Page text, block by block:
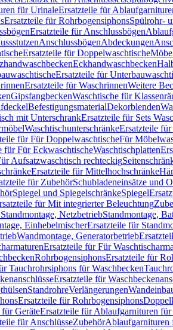
für UrinaleErsatzteile für
Ersatzteile für RohrbogensiphonsSpülrohr-
Ersatzteile für Anschlussbögen
AnschlussbögenAbdeckungen
Ersatzteile für Doppelwaschtische
Eckhandwaschbecken
Ersatzteile für
Ersatzteile für WaschrinnenWeitere
GipsfangbeckenWaschtische für
BefestigungsmaterialDekorblenden
mit UnterschrankErsatzteile für Sets
WaschtischunterschränkeErsatzteile
für Für DoppelwaschtischeFür
für Für EckwaschtischeWaschtischplatten
Aufsatzwaschtisch rechteckig
Ersatzteile für Mittelhochschränke
für ZubehörSchubladeneinsätze und
Spiegel und SpiegelschränkeSpiegel
für Mit integrierter Beleuchtung
NetzbetriebStandmontage,
EinhebelmischerErsatzteile für
Wandmontage, Generatorbetrieb
Ersatzteile für Für
RohrbogensiphonsErsatzteile für
Tauchrohrsiphons für Waschbecken
Ersatzteile für
StandrohreVerlängerungen
Ersatzteile für Rohrbogensiphons
GeräteErsatzteile für Ablaufgarnituren für
für AnschlüsseZubehörAblaufgarnituren